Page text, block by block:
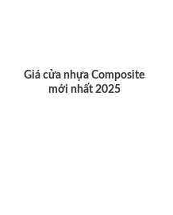
Giá cửa nhựa Composite
mới nhất 2025